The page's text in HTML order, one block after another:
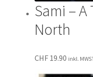
Sami –
North
CHF19.90 inkl.